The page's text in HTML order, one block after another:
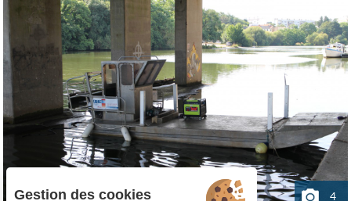
4
Gestion des cookies